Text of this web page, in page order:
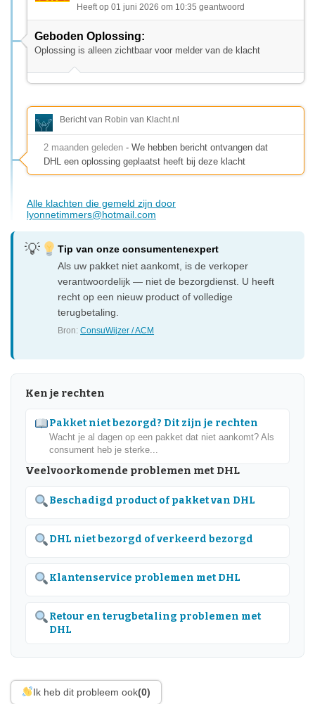
Heeft op 01 juni 2026 om 10:35 geantwoord
Geboden Oplossing:
Oplossing is alleen zichtbaar voor melder van de klacht
Bericht van Robin van Klacht.nl
2 maanden geleden - We hebben bericht ontvangen dat
DHL een oplossing geplaatst heeft bij deze klacht
Alle klachten die gemeld zijn door
lyonnetimmers@hotmail.com
Tip van onze consumentenexpert
Als uw pakket niet aankomt, is de verkoper
verantwoordelijk — niet de bezorgdienst. U heeft
recht op een nieuw product of volledige
terugbetaling.
Bron:ConsuWijzer / ACM
Ken je rechten
Pakket niet bezorgd? Dit zijn je rechten
Wacht je al dagen op een pakket dat niet aankomt? Als
consument heb je sterke...
Veelvoorkomende problemen met DHL
Beschadigd product of pakket van DHL
DHL niet bezorgd of verkeerd bezorgd
Klantenservice problemen met DHL
Retour en terugbetaling problemen met
DHL
Ik heb dit probleem ook(0)